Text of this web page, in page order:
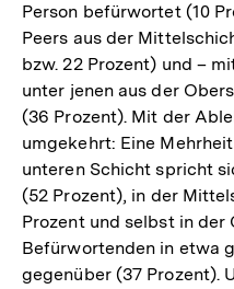
Person befürwortet (10
Peers aus der
bzw. 22 Prozent) und –
unter jenen aus der
(36 Prozent). Mit der
umgekehrt: Eine
unteren Schicht spricht
(52 Prozent), in der
Prozent und selbst in
Befürwortenden in etwa
gegenüber (37 Prozent).